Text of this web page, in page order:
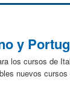
y
los cursos de
nuevos